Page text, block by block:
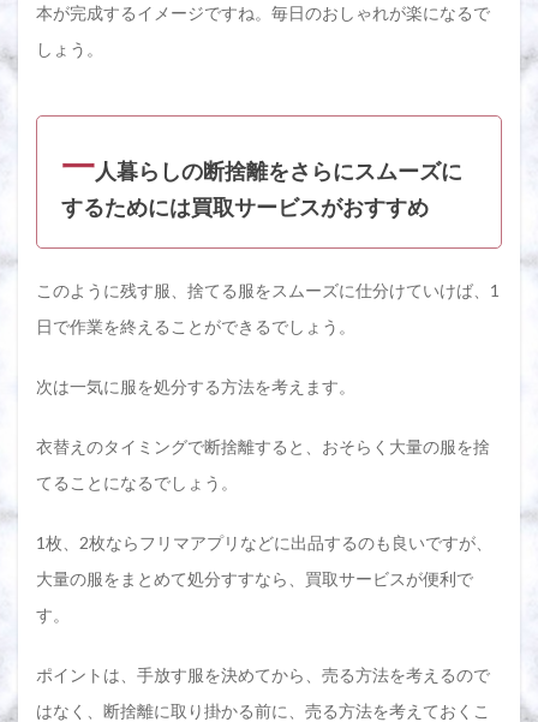
本が完成するイメージですね。毎日のおしゃれが楽になるで
しょう。
一人暮らしの断捨離をさらにスムーズに
するためには買取サービスがおすすめ
このように残す服、捨てる服をスムーズに仕分けていけば、1
日で作業を終えることができるでしょう。
次は一気に服を処分する方法を考えます。
衣替えのタイミングで断捨離すると、おそらく大量の服を捨
てることになるでしょう。
1枚、2枚ならフリマアプリなどに出品するのも良いですが、
大量の服をまとめて処分すすなら、買取サービスが便利で
す。
ポイントは、手放す服を決めてから、売る方法を考えるので
はなく、断捨離に取り掛かる前に、売る方法を考えておくこ